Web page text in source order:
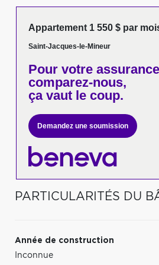
Appartement 1 550 $ par
Saint-Jacques-le-Mineur
Pour votre
comparez-nous,
ça vaut le coup.
Demandez une soumission
PARTICULARITÉS DU
Année de construction
Inconnue